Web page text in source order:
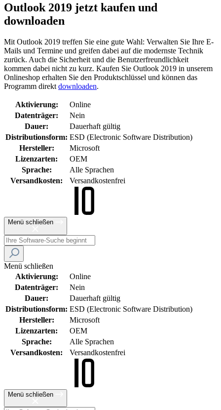
Outlook 2019 jetzt kaufen und
downloaden
Mit Outlook 2019 treffen Sie eine gute Wahl: Verwalten Sie Ihre E-
Mails und Termine und greifen dabei auf die modernste Technik
zurück. Auch die Sicherheit und die Benutzerfreundlichkeit
kommen dabei nicht zu kurz. Kaufen Sie Outlook 2019 in unserem
Onlineshop erhalten Sie den Produktschlüssel und können das
Programm direkt downloaden.
Aktivierung:
Online
Datenträger:
Nein
Dauer:
Dauerhaft gültig
Distributionsform: ESD (Electronic Software Distribution)
Hersteller:
Microsoft
Lizenzarten:
OEM
Sprache:
Alle Sprachen
Versandkosten:
Versandkostenfrei
Menü schließen
Menü schließen
Aktivierung:
Online
Datenträger:
Nein
Dauer:
Dauerhaft gültig
Distributionsform: ESD (Electronic Software Distribution)
Hersteller:
Microsoft
Lizenzarten:
OEM
Sprache:
Alle Sprachen
Versandkosten:
Versandkostenfrei
Menü schließen